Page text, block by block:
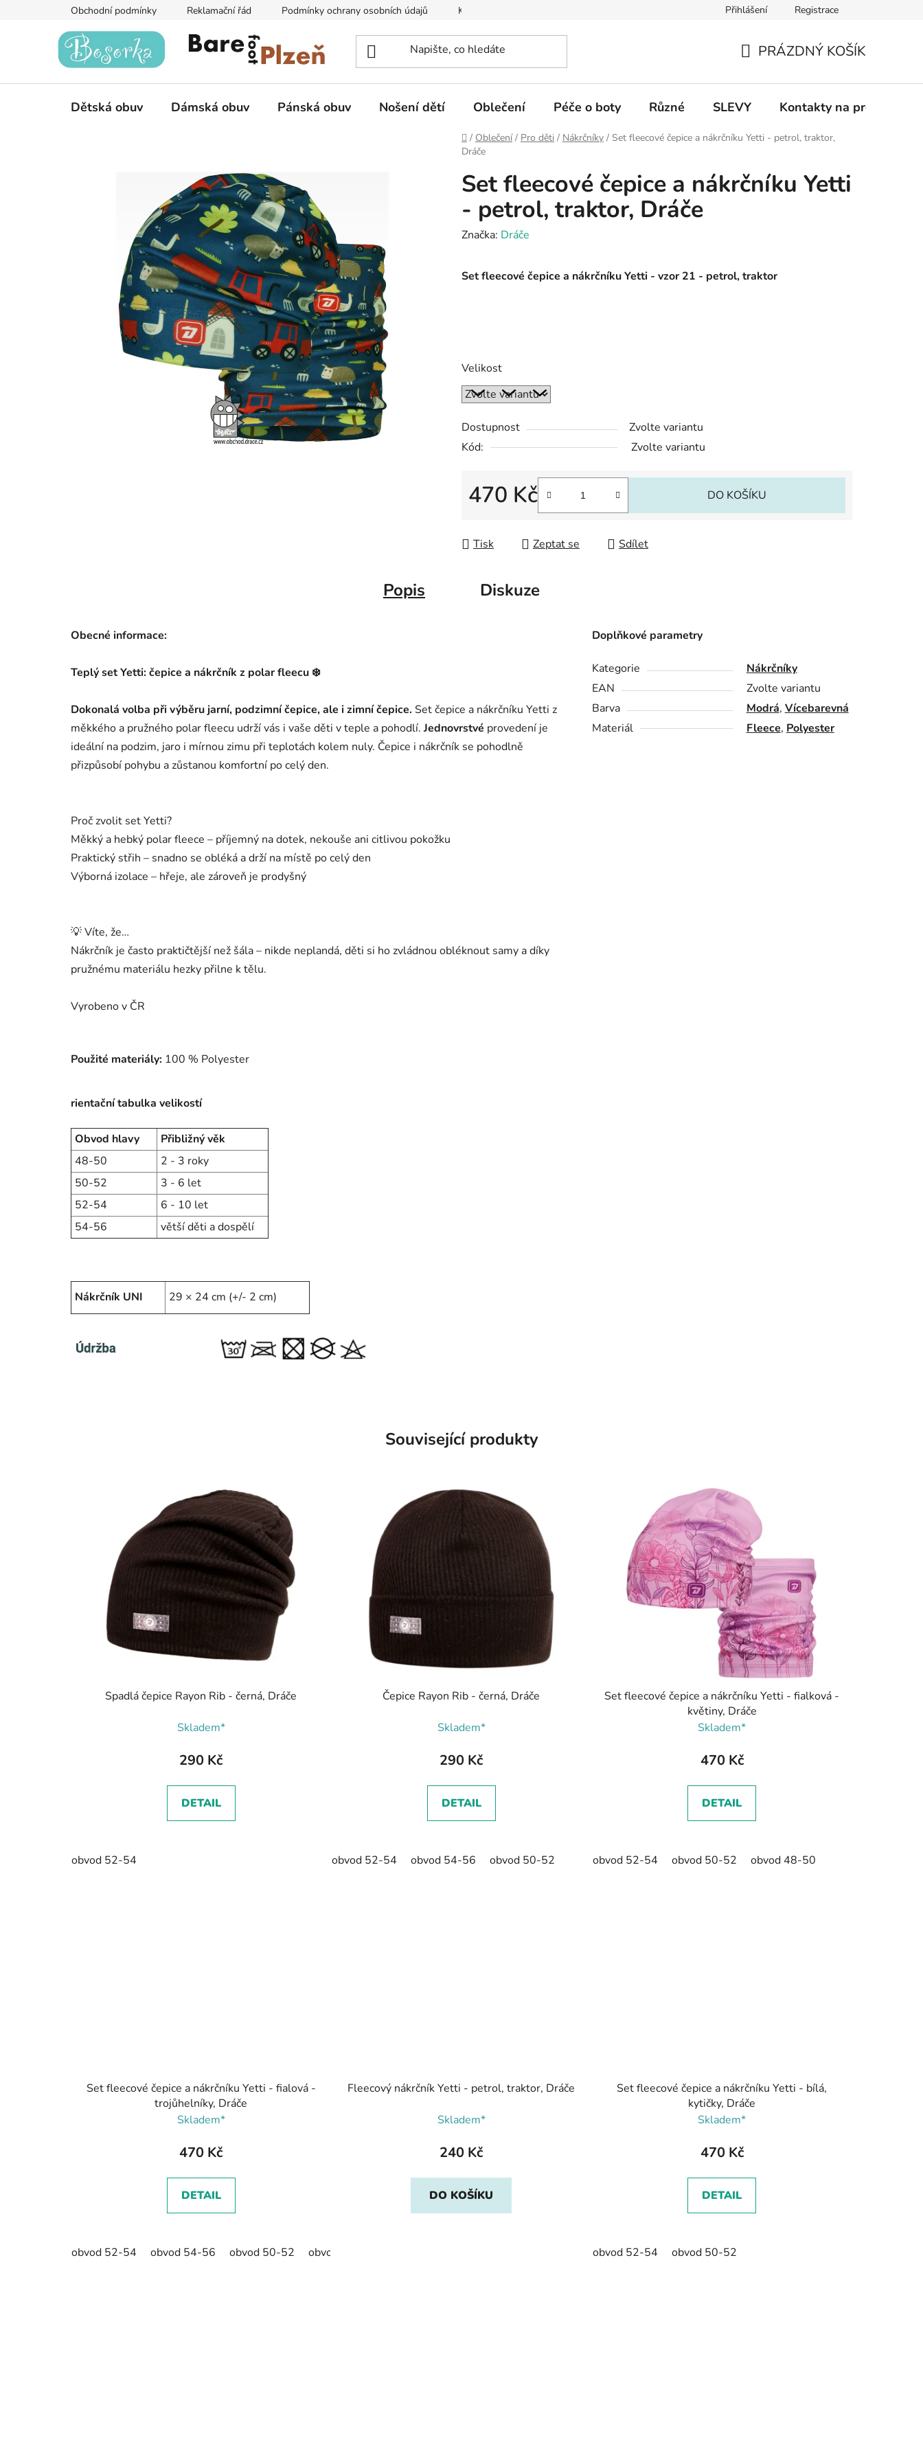
Obchodní podmínky Reklamační řád Podmínky ochrany osobních údajů Kontakty na prodejny Informace k on-line platbám Odstoupení od
Přihlášení Registrace
KOŠÍK
PRÁZDNÝ KOŠÍK
Dětská obuv Dámská obuv Pánská obuv Nošení dětí Oblečení Péče o boty Různé SLEVY Kontakty na prodejny
Domů
/ Oblečení / Pro děti / Nákrčníky / Set fleecové čepice a nákrčníku Yetti - petrol, traktor,
Dráče
Set fleecové čepice a nákrčníku Yetti
- petrol, traktor, Dráče
Značka: Dráče
Set fleecové čepice a nákrčníku Yetti - vzor 21 - petrol, traktor
Velikost
Dostupnost
Zvolte variantu
Kód:
Zvolte variantu
470 Kč DO KOŠÍKU
Tisk Zeptat se Sdílet
Popis Diskuze
Obecné informace:
Teplý set Yetti: čepice a nákrčník z polar fleecu ❄️
Dokonalá volba při výběru jarní, podzimní čepice, ale i zimní čepice. Set čepice a nákrčníku Yetti z
měkkého a pružného polar fleecu udrží vás i vaše děti v teple a pohodlí. Jednovrstvé provedení je
ideální na podzim, jaro i mírnou zimu při teplotách kolem nuly. Čepice i nákrčník se pohodlně
přizpůsobí pohybu a zůstanou komfortní po celý den.
Proč zvolit set Yetti?
Měkký a hebký polar fleece – příjemný na dotek, nekouše ani citlivou pokožku
Praktický střih – snadno se obléká a drží na místě po celý den
Výborná izolace – hřeje, ale zároveň je prodyšný
💡 Víte, že…
Nákrčník je často praktičtější než šála – nikde neplandá, děti si ho zvládnou obléknout samy a díky
pružnému materiálu hezky přilne k tělu.
Vyrobeno v ČR
Použité materiály: 100 % Polyester
rientační tabulka velikostí
Obvod hlavy
Přibližný věk
48-50
2 - 3 roky
50-52
3 - 6 let
52-54
6 - 10 let
54-56
větší děti a dospělí
Nákrčník UNI 29 × 24 cm (+/- 2 cm)
Doplňkové parametry
Kategorie
Nákrčníky
EAN
Zvolte variantu
Barva
Modrá, Vícebarevná
Materiál
Fleece, Polyester
Související produkty
Spadlá čepice Rayon Rib - černá, Dráče
Skladem*
290 Kč
DETAIL
obvod 52-54
Čepice Rayon Rib - černá, Dráče
Skladem*
290 Kč
DETAIL
obvod 52-54 obvod 54-56 obvod 50-52
Set fleecové čepice a nákrčníku Yetti - fialková -
květiny, Dráče
Skladem*
470 Kč
DETAIL
obvod 52-54 obvod 50-52 obvod 48-50
Set fleecové čepice a nákrčníku Yetti - fialová -
trojůhelníky, Dráče
Skladem*
470 Kč
DETAIL
obvod 52-54 obvod 54-56 obvod 50-52 obvod 48-50
Fleecový nákrčník Yetti - petrol, traktor, Dráče
Skladem*
240 Kč
DO KOŠÍKU
Set fleecové čepice a nákrčníku Yetti - bílá,
kytičky, Dráče
Skladem*
470 Kč
DETAIL
obvod 52-54 obvod 50-52